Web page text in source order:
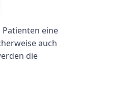
eine
auch
die